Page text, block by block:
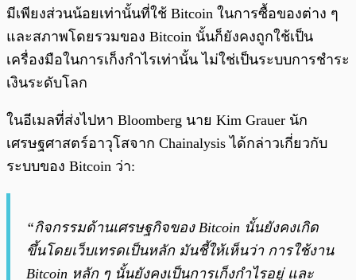
มีเพียงส่วนน้อยเท่านั้นที่ใช้ Bitcoin ในการซื้อของต่าง ๆ
และสภาพโดยรวมของ Bitcoin นั้นก็ยังคงถูกใช้เป็น
เครื่องมือในการเก็งกำไรเท่านั้น ไม่ใช่เป็นระบบการชำระ
เงินระดับโลก
ในอีเมลที่ส่งไปหา Bloomberg นาย Kim Grauer นัก
เศรษฐศาสตร์อาวุโสจาก Chainalysis ได้กล่าวเกี่ยวกับ
ระบบของ Bitcoin ว่า:
“กิจกรรมด้านเศรษฐกิจของ Bitcoin นั้นยังคงเกิด
ขึ้นโดยเว็บเทรดเป็นหลัก มันชี้ให้เห็นว่า การใช้งาน
Bitcoin หลัก ๆ นั้นยังคงเป็นการเก็งกำไรอยู่ และ